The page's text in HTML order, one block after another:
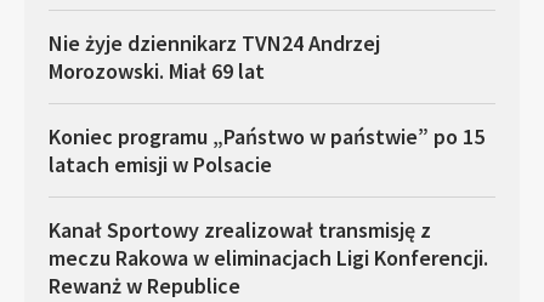
Nie żyje dziennikarz TVN24 Andrzej
Morozowski. Miał 69 lat
Koniec programu „Państwo w państwie” po 15
latach emisji w Polsacie
Kanał Sportowy zrealizował transmisję z
meczu Rakowa w eliminacjach Ligi Konferencji.
Rewanż w Republice